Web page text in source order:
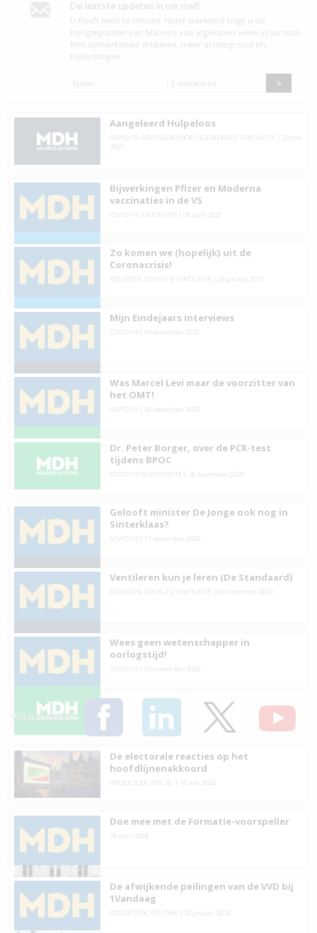
De laatste updates in uw mail!
U hoeft niets te missen. leder weekend krijgt u de
hoogtepunten van Maurice van afgelopen week in uw mail.
Met opmerkelijke artikelen, meer achtergrond en
toelichtingen.
Naam
E-
Aangeleerd Hulpeloos
COVID-19, GEVOLGEN VOOR GEZONDHEID, VENTILATIE
23 mei
2021
Bijwerkingen Pfizer en Moderna
vaccinaties in de VS
COVID-19, VACCINATIE 08 april 2021
Zo komen we (hopelijk) uit de
Coronacrisis!
ADVIEZEN COVID-19, VENTILATIE 23 januari 2021
Mijn Eindejaars interviews
COVID-19| 19 december 2020
Was Marcel Levi maar de voorzitter van
het OMT!
COVID-19| 06 december 2020
Dr. Peter Borger, over de PCR-test
tijdens BPOC
COVID-19, OVERSTERFTE 28 november 2020
Gelooft minister De Jonge ook nog in
Sinterklaas?
COVID-19| 13 november 2020
Ventileren kun je leren (De Standaard)
ADVIEZEN COVID-19, VENTILATIE 05 november 2020
Wees geen wetenschapper in
oorlogstijd!
COVID-19| 02 november 2020
VOLG MAURICE
De electorale reacties op het
hoofdlijnenakkoord
ONDERZOEK PEIL.NL 18 mei 2024
Doe mee met de Formatie-voorspeller
28 april 2024
De afwijkende peilingen van de VVD bij
1Vandaag
ONDERZOEK POLITIEK 29 januari 2024